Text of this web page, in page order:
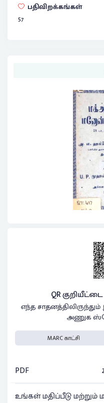
பதிவிறக்கங்கள்
57
QR
எந்த
அணுக
MARC காட்சி
PDF
உங்கள் மதிப்பீடு